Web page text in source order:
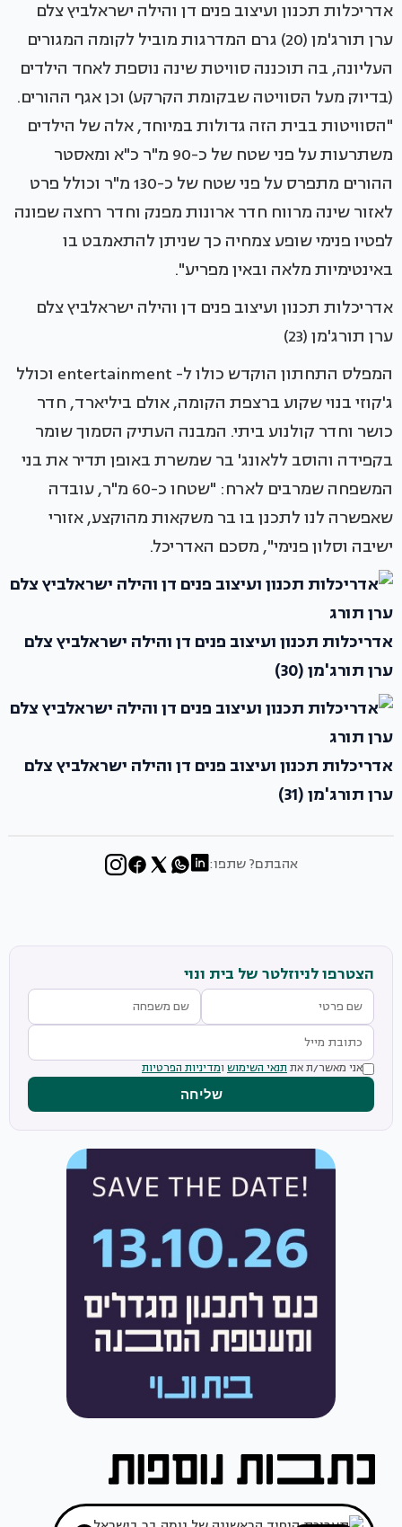
אדריכלות תכנון ועיצוב פנים דן והילה ישראלביץ צלם
ערן תורג'מן (20) גרם המדרגות מוביל לקומה המגורים
העליונה, בה תוכננה סוויטת שינה נוספת לאחד הילדים
(בדיוק מעל הסוויטה שבקומת הקרקע) וכן אגף ההורים.
"הסוויטות בבית הזה גדולות במיוחד, אלה של הילדים
משתרעות על פני שטח של כ-90 מ"ר כ"א ומאסטר
ההורים מתפרס על פני שטח של כ-130 מ"ר וכולל פרט
לאזור שינה מרווח חדר ארונות מפנק וחדר רחצה שפונה
לפטיו פנימי שופע צמחיה כך שניתן להתאמבט בו
באינטימיות מלאה ובאין מפריע".
אדריכלות תכנון ועיצוב פנים דן והילה ישראלביץ צלם
ערן תורג'מן (23)
המפלס התחתון הוקדש כולו ל- entertainment וכולל
ג'קוזי בנוי שקוע ברצפת הקומה, אולם ביליארד, חדר
כושר וחדר קולנוע ביתי. המבנה העתיק הסמוך שומר
בקפידה והוסב ללאונג' בר שמשרת באופן תדיר את בני
המשפחה שמרבים לארח: "שטחו כ-60 מ"ר, עובדה
שאפשרה לנו לתכנן בו בר משקאות מהוקצע, אזורי
ישיבה וסלון פנימי", מסכם האדריכל.
אדריכלות תכנון ועיצוב פנים דן והילה ישראלביץ צלם
ערן תורג'מן (30)
אדריכלות תכנון ועיצוב פנים דן והילה ישראלביץ צלם
ערן תורג'מן (31)
אהבתם? שתפו:
הצטרפו לניוזלטר של בית ונוי
אני מאשר/ת את תנאי השימוש ומדיניות הפרטיות
שליחה